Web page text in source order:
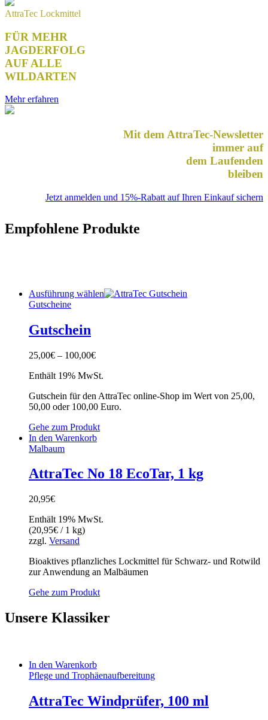
AttraTec Lockmittel
FÜR MEHR
JAGDERFOLG
AUF ALLE
WILDARTEN
Mehr erfahren
Mit dem AttraTec-Newsletter
immer auf
dem Laufenden
bleiben
Jetzt anmelden und 15%-Rabatt auf Ihren Einkauf sichern
Empfohlene Produkte
Ausführung wählen
Gutscheine
Gutschein
25,00€ – 100,00€
Enthält 19% MwSt.
Gutschein für den AttraTec online-Shop im Wert von 25,00,
50,00 oder 100,00 Euro.
Gehe zum Produkt
In den Warenkorb
Malbaum
AttraTec No 18 EcoTar, 1 kg
20,95€
Enthält 19% MwSt.
(20,95€ / 1 kg)
zzgl. Versand
Bioaktives pflanzliches Lockmittel für Schwarz- und Rotwild
zur Anwendung an Malbäumen
Gehe zum Produkt
Unsere Klassiker
In den Warenkorb
Pflege und Trophäenaufbereitung
AttraTec Windprüfer, 100 ml